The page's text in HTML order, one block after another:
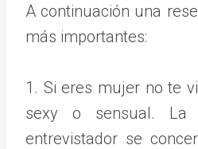
A continuación una
más importantes:
1. Si eres mujer no te
sexy o sensual.
entrevistador se